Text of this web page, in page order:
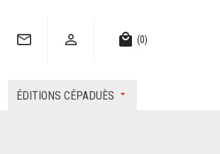
  local_mall (0)
ÉDITIONS CÉPADUÈS